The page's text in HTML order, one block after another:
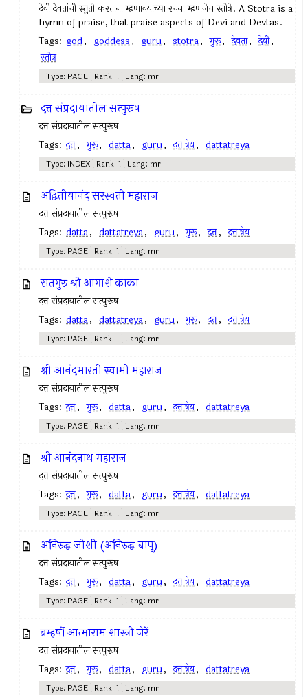
देवी देवतांची स्तुती करताना म्हणावयाच्या रचना म्हणजेच स्तोत्रे. A Stotra is a
hymn of praise, that praise aspects of Devi and Devtas.
Tags: god, goddess, guru, stotra, गुरू, देवता, देवी,
स्तोत्र
Type: PAGE | Rank: 1 | Lang: mr
दत्त संप्रदायातील सत्पुरूष
दत्त संप्रदायातील सत्पुरूष
Tags: दत्त, गुरू, datta, guru, दत्तात्रेय, dattatreya
Type: INDEX | Rank: 1 | Lang: mr
अद्वितीयानंद सरस्वती महाराज
दत्त संप्रदायातील सत्पुरूष
Tags: datta, dattatreya, guru, गुरू, दत्त, दत्तात्रेय
Type: PAGE | Rank: 1 | Lang: mr
सतगुरु श्री आगाशे काका
दत्त संप्रदायातील सत्पुरूष
Tags: datta, dattatreya, guru, गुरू, दत्त, दत्तात्रेय
Type: PAGE | Rank: 1 | Lang: mr
श्री आनंदभारती स्वामी महाराज
दत्त संप्रदायातील सत्पुरूष
Tags: दत्त, गुरू, datta, guru, दत्तात्रेय, dattatreya
Type: PAGE | Rank: 1 | Lang: mr
श्री आनंदनाथ महाराज
दत्त संप्रदायातील सत्पुरूष
Tags: दत्त, गुरू, datta, guru, दत्तात्रेय, dattatreya
Type: PAGE | Rank: 1 | Lang: mr
अनिरुद्ध जोशी (अनिरुद्ध बापू)
दत्त संप्रदायातील सत्पुरूष
Tags: दत्त, गुरू, datta, guru, दत्तात्रेय, dattatreya
Type: PAGE | Rank: 1 | Lang: mr
ब्रम्हर्षी आत्माराम शास्त्री जेरें
दत्त संप्रदायातील सत्पुरूष
Tags: दत्त, गुरू, datta, guru, दत्तात्रेय, dattatreya
Type: PAGE | Rank: 1 | Lang: mr